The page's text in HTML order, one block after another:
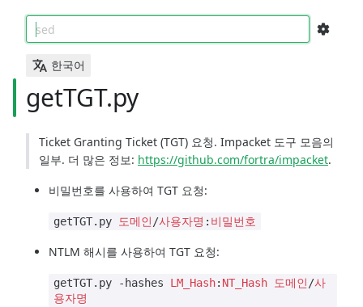
sed
한국어
getTGT.py
Ticket Granting Ticket (TGT) 요청. Impacket 도구 모음의
일부. 더 많은 정보: https://github.com/fortra/impacket.
비밀번호를 사용하여 TGT 요청:
getTGT.py 도메인 /사용자명 : 비밀번호
NTLM 해시를 사용하여 TGT 요청:
getTGT.py -hashes LM_Hash: NT_Hash 도메인 /사
용자명